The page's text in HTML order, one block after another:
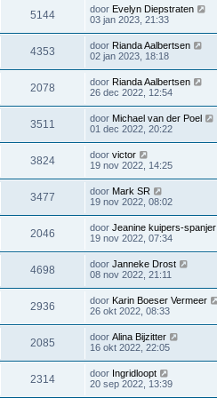
5144 door Evelyn Diepstraten
03 jan 2023, 21:33
4353 door Rianda Aalbertsen
02 jan 2023, 18:18
2078 door Rianda Aalbertsen
26 dec 2022, 12:54
3511 door Michael van der Poel
01 dec 2022, 20:22
3824 door victor
19 nov 2022, 14:25
3477 door Mark SR
19 nov 2022, 08:02
2046 door Jeanine kuipers-spanjer
19 nov 2022, 07:34
4698 door Janneke Drost
08 nov 2022, 21:11
2936 door Karin Boeser Vermeer
26 okt 2022, 08:33
2085 door Alina Bijzitter
16 okt 2022, 22:05
2314 door Ingridloopt
20 sep 2022, 13:39